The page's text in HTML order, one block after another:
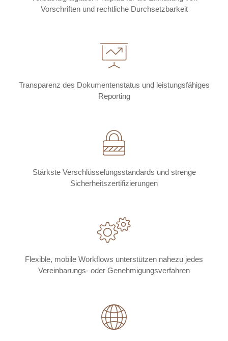
Vorschriften und rechtliche Durchsetzbarkeit
Transparenz des Dokumentenstatus und leistungsfähiges
Reporting
Stärkste Verschlüsselungsstandards und strenge
Sicherheitszertifizierungen
Flexible, mobile Workflows unterstützen nahezu jedes
Vereinbarungs- oder Genehmigungsverfahren